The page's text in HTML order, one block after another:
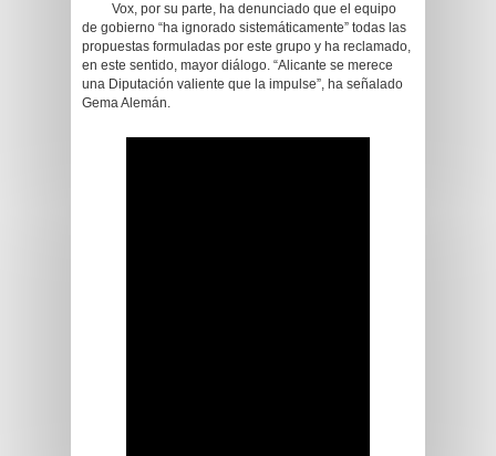
Vox, por su parte, ha denunciado que el equipo
de gobierno “ha ignorado sistemáticamente” todas las
propuestas formuladas por este grupo y ha reclamado,
en este sentido, mayor diálogo. “Alicante se merece
una Diputación valiente que la impulse”, ha señalado
Gema Alemán.